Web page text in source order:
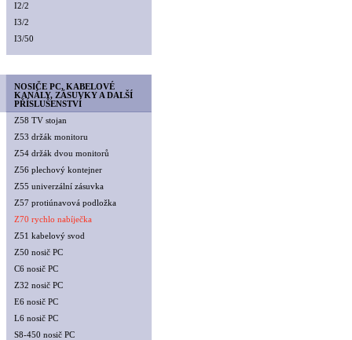
I2/2
I3/2
I3/50
NOSIČE PC, KABELOVÉ
KANÁLY, ZÁSUVKY A DALŠÍ
PŘÍSLUŠENSTVÍ
Z58 TV stojan
Z53 držák monitoru
Z54 držák dvou monitorů
Z56 plechový kontejner
Z55 univerzální zásuvka
Z57 protiúnavová podložka
Z70 rychlo nabíječka
Z51 kabelový svod
Z50 nosič PC
C6 nosič PC
Z32 nosič PC
E6 nosič PC
L6 nosič PC
S8-450 nosič PC